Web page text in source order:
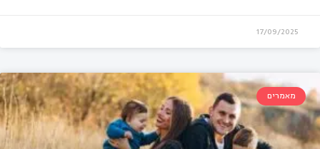
מתלוננים: איך להתמודד עם ילדים או בני נוער
מתלוננים
17/09/2025
מאמרים